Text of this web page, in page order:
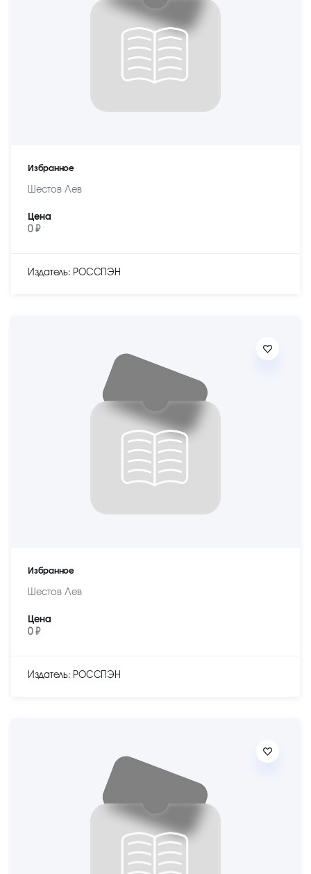
Избранное
Шестов Лев
Цена
0 ₽
Издатель: РОССПЭН
Избранное
Шестов Лев
Цена
0 ₽
Издатель: РОССПЭН